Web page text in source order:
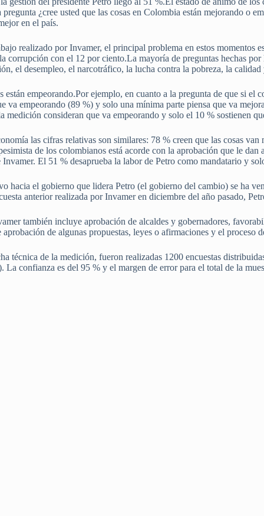
¿cree usted que las cosas en Colombia están mejorando o
en el país.
realizado por Invamer, el principal problema en estos momentos
corrupción con el 12 por ciento.La mayoría de preguntas hechas
el desempleo, el narcotráfico, la lucha contra la pobreza, la
están empeorando.Por ejemplo, en cuanto a la pregunta de que si
va empeorando (89 %) y solo una mínima parte piensa que va
medición consideran que va empeorando y solo el 10 % sostienen
las cifras relativas son similares: 78 % creen que las cosas
de los colombianos está acorde con la aprobación que le
El 51 % desaprueba la labor de Petro como mandatario y
hacia el gobierno que lidera Petro (el gobierno del cambio) se ha
anterior realizada por Invamer en diciembre del año pasado,
también incluye aprobación de alcaldes y gobernadores,
de algunas propuestas, leyes o afirmaciones y el proceso
técnica de la medición, fueron realizadas 1200 encuestas
La confianza es del 95 % y el margen de error para el total de la